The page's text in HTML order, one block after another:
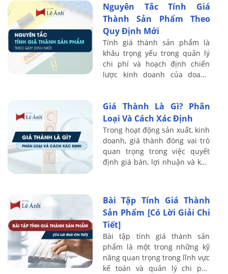
Nguyên Tắc Tính Giá
Thành Sản Phẩm Theo
Quy Định Mới
Tính giá thành sản phẩm là
khâu trọng yếu trong quản lý
chi phí và hoạch định chiến
lược kinh doanh của doanh
toán sản xuất ...
Giá Thành Là Gì? Phân
Loại Và Cách Xác Định
Trong hoạt động sản xuất, kinh
doanh, giá thành đóng vai trò
quan trọng trong việc quyết
định giá bán, lợi nhuận và khả
Bài Tập Tính Giá Thành
Sản Phẩm [Có Lời Giải Chi
Tiết]
Bài tập tính giá thành sản
phẩm là một trong những kỹ
năng quan trọng trong lĩnh vực
kế toán và quản lý chi phí,